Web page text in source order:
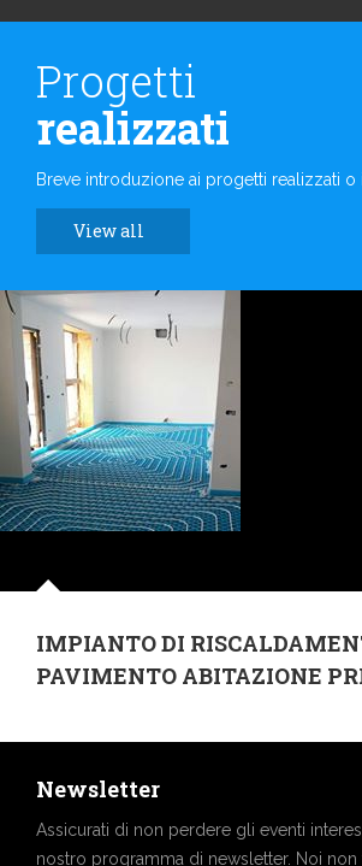
Progetti
realizzati
Breve introduzione ai progetti realizzati o
View all
IMPIANTO DI
PAVIMENTO ABITAZIONE
Newsletter
Assicurati di non perdere gli eventi
nostro programma di newsletter. Noi non